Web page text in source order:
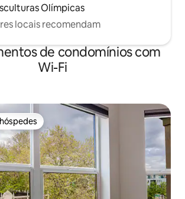
Olímpicas
locais recomendam
de condomínios com
Wi-Fi
mais apreciados